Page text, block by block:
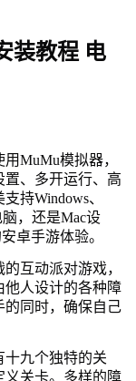
装教程 电
MuMu模拟器，
置、多开运行、高
持Windows、
，还是Mac设
卓手游体验。
互动派对游戏，
他人设计的各种障
的同时，确保自己
十九个独特的关
义关卡。多样的障